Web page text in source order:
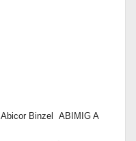
Abicor Binzel ABIMIG A